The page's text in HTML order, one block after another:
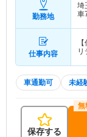
勤務地
埼
車
仕事内容
車通勤可 未経
保存する